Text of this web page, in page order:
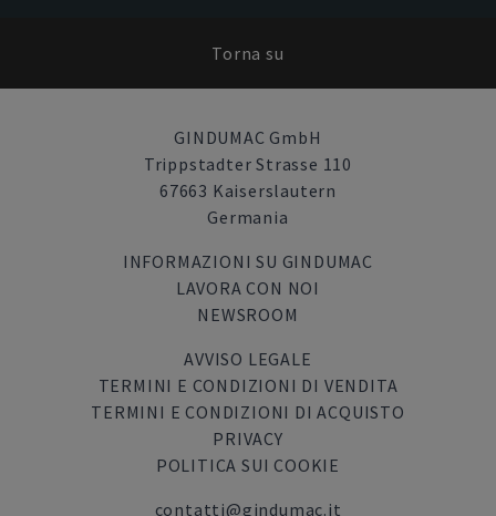
Torna su
GINDUMAC GmbH
Trippstadter Strasse 110
67663 Kaiserslautern
Germania
INFORMAZIONI SU GINDUMAC
LAVORA CON NOI
NEWSROOM
AVVISO LEGALE
TERMINI E CONDIZIONI DI VENDITA
TERMINI E CONDIZIONI DI ACQUISTO
PRIVACY
POLITICA SUI COOKIE
contatti@gindumac.it